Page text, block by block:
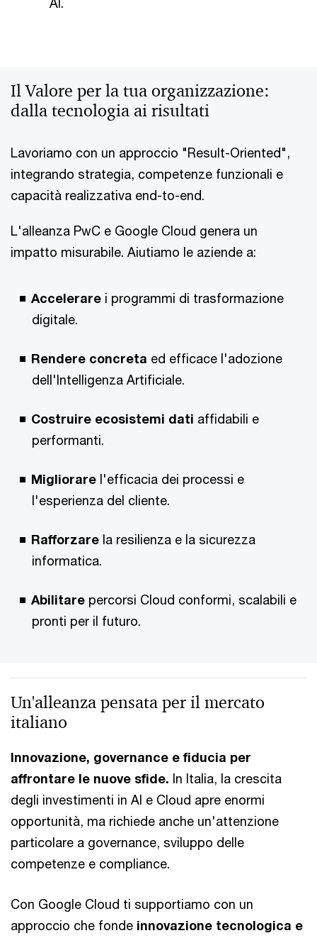
Il Valore per la tua organizzazione:
dalla tecnologia ai risultati
Lavoriamo con un approccio "Result-Oriented",
integrando strategia, competenze funzionali e
capacità realizzativa end-to-end.
L'alleanza PwC e Google Cloud genera un
impatto misurabile. Aiutiamo le aziende a:
Accelerare i programmi di trasformazione
digitale.
Rendere concreta ed efficace l'adozione
dell'Intelligenza Artificiale.
Costruire ecosistemi dati affidabili e
performanti.
Migliorare l'efficacia dei processi e
l'esperienza del cliente.
Rafforzare la resilienza e la sicurezza
informatica.
Abilitare percorsi Cloud conformi, scalabili e
pronti per il futuro.
Un'alleanza pensata per il mercato
italiano
Innovazione, governance e fiducia per
affrontare le nuove sfide. In Italia, la crescita
degli investimenti in AI e Cloud apre enormi
opportunità, ma richiede anche un'attenzione
particolare a governance, sviluppo delle
competenze e compliance.
Con Google Cloud ti supportiamo con un
approccio che fonde innovazione tecnologica e